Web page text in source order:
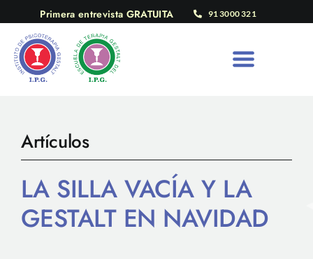
contenido
Primera entrevista GRATUITA 91 3000 321
Artículos
LA SILLA VACÍA Y LA
GESTALT EN NAVIDAD